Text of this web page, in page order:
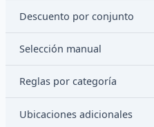
Descuento por conjunto
Selección manual
Reglas por categoría
Ubicaciones adicionales